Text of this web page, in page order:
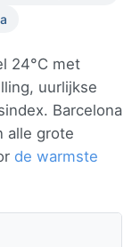
24°C met
uurlijkse
Barcelona
alle grote
de warmste